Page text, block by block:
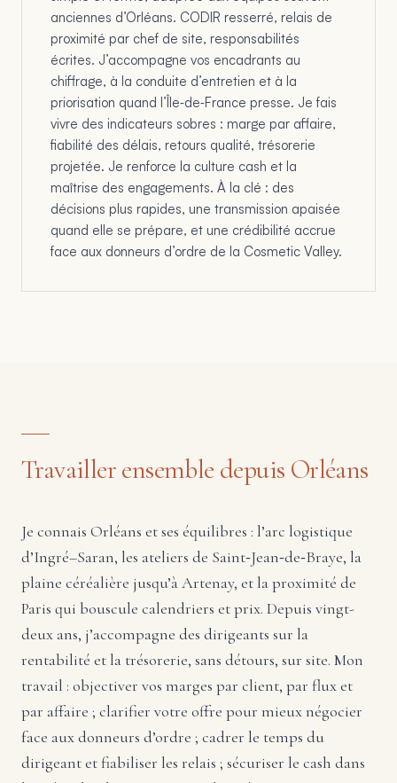
anciennes d’Orléans. CODIR resserré, relais de
proximité par chef de site, responsabilités
écrites. J’accompagne vos encadrants au
chiffrage, à la conduite d’entretien et à la
priorisation quand l’Île‑de‑France presse. Je fais
vivre des indicateurs sobres : marge par affaire,
fiabilité des délais, retours qualité, trésorerie
projetée. Je renforce la culture cash et la
maîtrise des engagements. À la clé : des
décisions plus rapides, une transmission apaisée
quand elle se prépare, et une crédibilité accrue
face aux donneurs d’ordre de la Cosmetic Valley.
Travailler ensemble depuis Orléans
Je connais Orléans et ses équilibres : l’arc logistique
d’Ingré–Saran, les ateliers de Saint‑Jean‑de‑Braye, la
plaine céréalière jusqu’à Artenay, et la proximité de
Paris qui bouscule calendriers et prix. Depuis vingt-
deux ans, j’accompagne des dirigeants sur la
rentabilité et la trésorerie, sans détours, sur site. Mon
travail : objectiver vos marges par client, par flux et
par affaire ; clarifier votre offre pour mieux négocier
face aux donneurs d’ordre ; cadrer le temps du
dirigeant et fiabiliser les relais ; sécuriser le cash dans